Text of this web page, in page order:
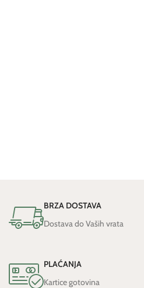
BRZA DOSTAVA
Dostava do Vaših vrata
PLAĆANJA
Kartice gotovina